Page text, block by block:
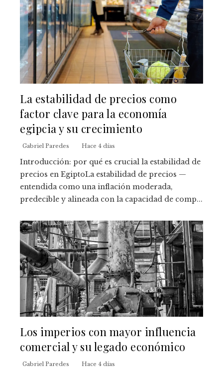
La estabilidad de precios como
factor clave para la economía
egipcia y su crecimiento
Gabriel Paredes Hace 4 días
Introducción: por qué es crucial la estabilidad de
precios en EgiptoLa estabilidad de precios —
entendida como una inflación moderada,
predecible y alineada con la capacidad de comp...
Los imperios con mayor influencia
comercial y su legado económico
Gabriel Paredes Hace 4 días